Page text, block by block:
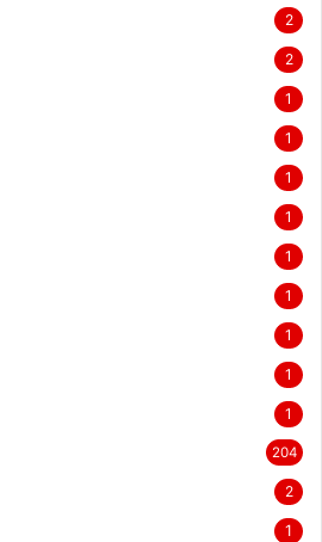
2
2
1
1
1
1
1
1
1
1
1
204
2
1